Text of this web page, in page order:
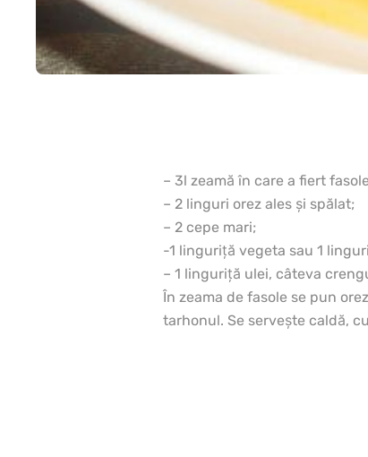
– 3l zeamă în care a fiert
– 2 linguri orez ales şi spălat;
– 2 cepe mari;
-1 linguriţă vegeta sau 1
– 1 linguriţă ulei, câteva
În zeama de fasole se pun
tarhonul. Se serveşte caldă,